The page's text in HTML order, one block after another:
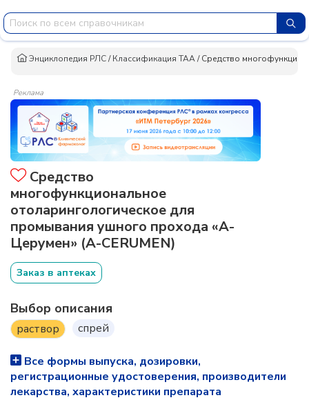
Энциклопедия РЛС/Классификация ТАА/Средство
Реклама
Средство
многофункциональное
отоларингологическое для
промывания ушного прохода «А-
Церумен» (A-CERUMEN)
Заказ в аптеках
Выбор описания
раствор спрей
Все формы выпуска, дозировки,
регистрационные удостоверения, производители
лекарства, характеристики препарата